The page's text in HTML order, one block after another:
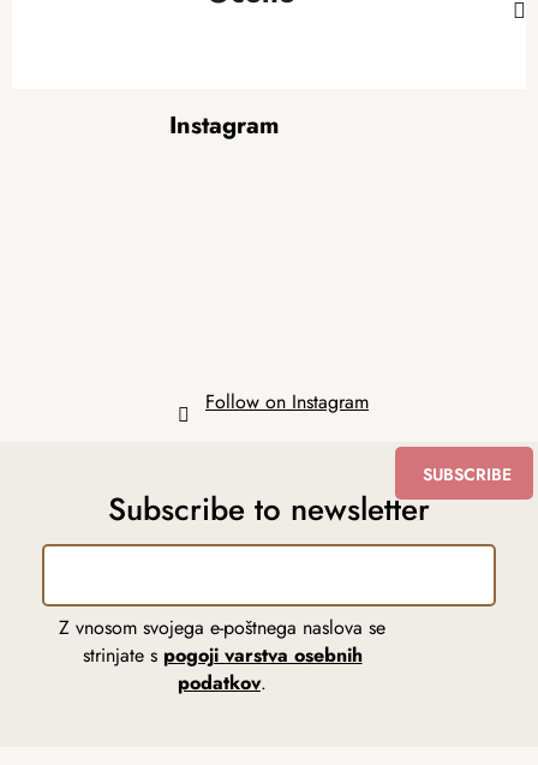
Instagram
Follow on Instagram
Subscribe to newsletter
Z vnosom svojega e-poštnega naslova se
strinjate s pogoji varstva osebnih
podatkov.
SUBSCRIBE